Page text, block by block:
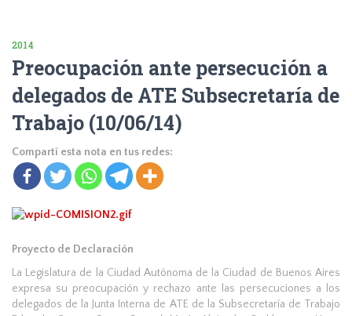
2014
Preocupación ante persecución a
delegados de ATE Subsecretaría de
Trabajo (10/06/14)
Compartí esta nota en tus redes:
Proyecto de Declaración
La Legislatura de la Ciudad Autónoma de la Ciudad de Buenos Aires
expresa su preocupación y rechazo ante las persecuciones a los
delegados de la Junta Interna de ATE de la Subsecretaría de Trabajo